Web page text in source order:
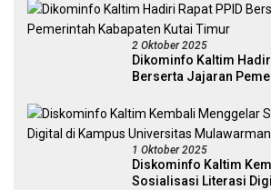
2 Oktober 2025
Dikominfo Kaltim
Berserta Jajaran
1 Oktober 2025
Diskominfo Kaltim
Sosialisasi Literasi